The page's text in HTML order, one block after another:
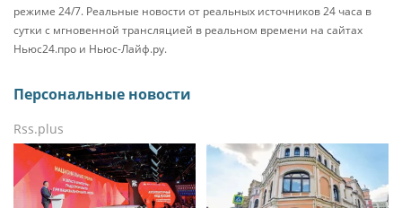
режиме 24/7. Реальные новости от реальных источников 24 часа в
сутки с мгновенной трансляцией в реальном времени на сайтах
Ньюс24.про и Ньюс-Лайф.ру.
Персональные новости
Rss.plus